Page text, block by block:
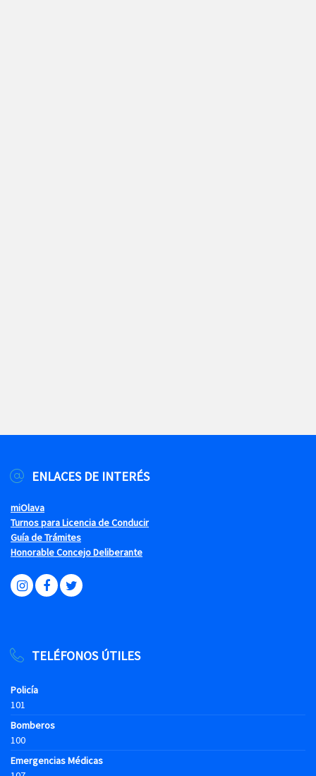
ENLACES DE INTERÉS
miOlava
Turnos para Licencia de Conducir
Guía de Trámites
Honorable Concejo Deliberante
TELÉFONOS ÚTILES
Policía
101
Bomberos
100
Emergencias Médicas